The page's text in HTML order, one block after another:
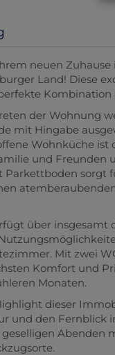
neuen
Land! Diese
der Wohnung
mit Hingabe
Wohnküche
und Freunden
Parkettboden sorgt
über insgesamt
Mit zwei
Komfort und
Monaten.
dieser
und den Fernblick
Abenden